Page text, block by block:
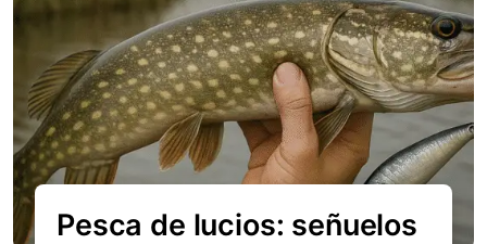
Pesca de lucios: señuelos